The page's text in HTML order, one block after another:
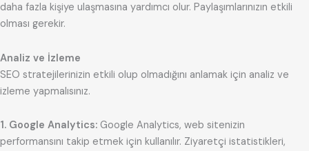
daha fazla kişiye ulaşmasına yardımcı olur. Paylaşımlarınızın etkili
olması gerekir.
Analiz ve İzleme
SEO stratejilerinizin etkili olup olmadığını anlamak için analiz ve
izleme yapmalısınız.
1. Google Analytics: Google Analytics, web sitenizin
performansını takip etmek için kullanılır. Ziyaretçi istatistikleri,